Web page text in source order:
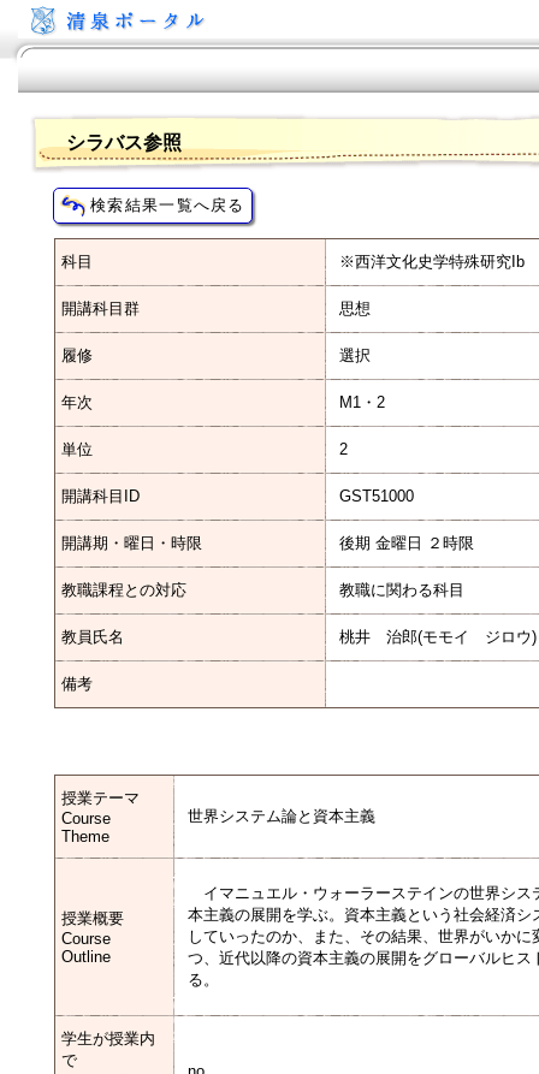
シラバス参照
科目 ※西洋文化史学特殊研究Ib
開講科目群 思想
履修 選択
年次 M1・2
単位 2
開講科目ID GST51000
開講期・曜日・時限 後期 金曜日 ２時限
教職課程との対応 教職に関わる科目
教員氏名 桃井 治郎(モモイ ジロウ)
備考
授業テーマ
Course
Theme
世界システム論と資本主義
授業概要
Course
Outline
イマニュエル・ウォーラーステインの世界シス
本主義の展開を学ぶ。資本主義という社会経済
していったのか、また、その結果、世界がいか
つ、近代以降の資本主義の展開をグローバルヒ
る。
学生が授業内
で